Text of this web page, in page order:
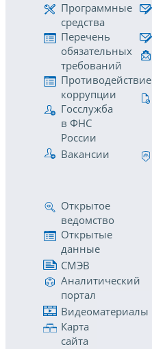
Программные
средства
Перечень
обязательных
требований
Противодействие
коррупции
Госслужба
в ФНС
России
Вакансии
Открытое
ведомство
Открытые
данные
СМЭВ
Аналитический
портал
Видеоматериалы
Карта
сайта